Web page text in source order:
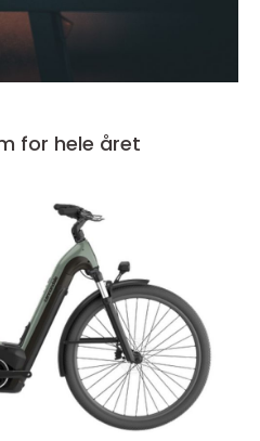
rom for hele året